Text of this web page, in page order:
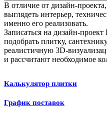
В отличие от дизайн-
выглядеть интерьер,
именно его реализовать.
Записаться на дизайн-проект
подобрать плитку,
реалистичную 3D-
и рассчитают необходимое
Калькулятор плитки
График поставок